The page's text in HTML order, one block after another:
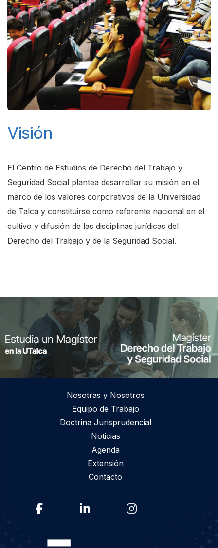
Visión
El Centro de Estudios de Derecho del Trabajo y
Seguridad Social plantea desarrollar su misión en el
marco de los valores corporativos de la Universidad
de Talca y constituirse como referente nacional en el
cultivo y difusión de las disciplinas jurídicas del
Derecho del Trabajo y de la Seguridad Social.
Nosotras y Nosotros
Equipo de Trabajo
Doctrina Jurisprudencial
Noticias
Agenda
Extensión
Contacto